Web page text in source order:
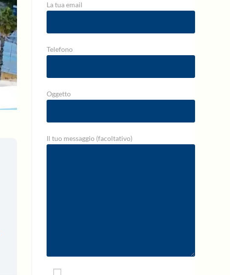
La tua email
Telefono
Oggetto
Il tuo messaggio (facoltativo)